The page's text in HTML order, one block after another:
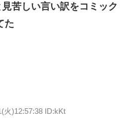
苦しい言い訳をコミック
た
火)12:57:38 ID:kKt